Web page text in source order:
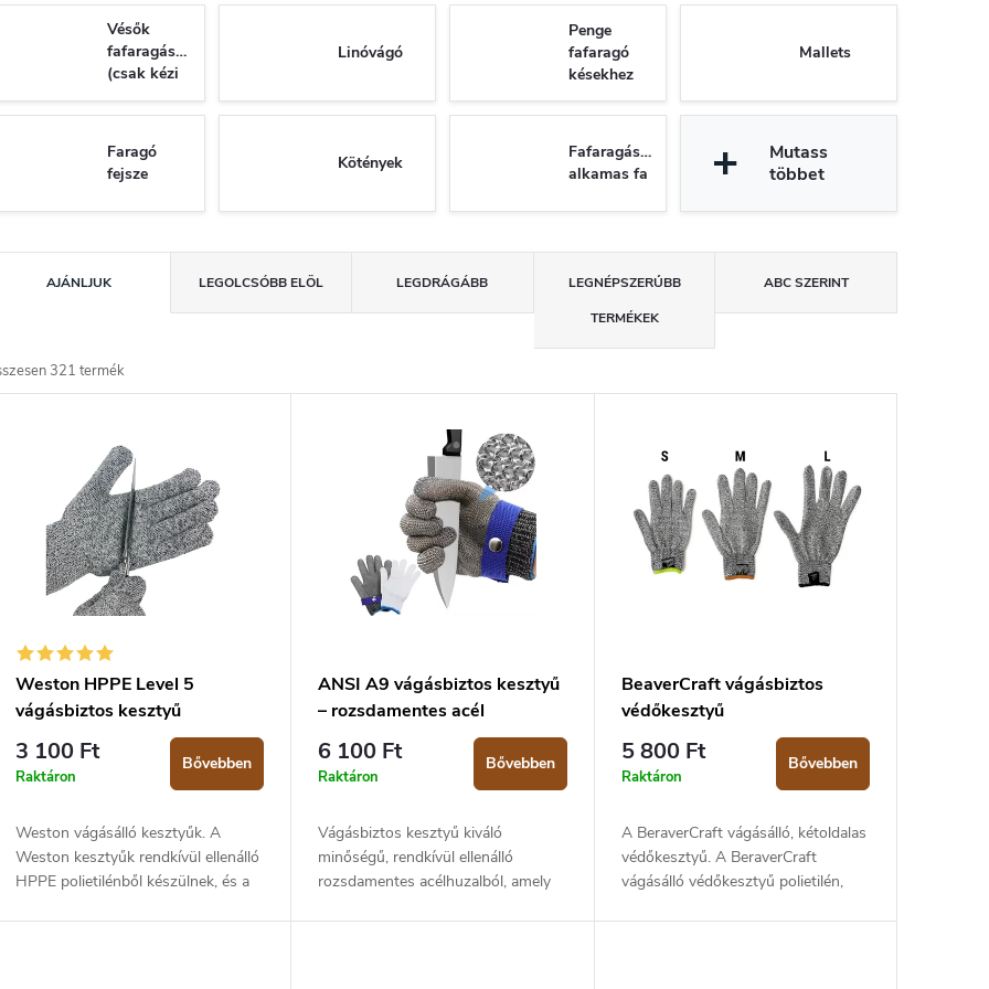
Vésők
fafaragáshoz
(csak kézi
Linóvágó
Penge
fafaragó
késekhez
Mallets
Faragó
fejsze
Kötények
Fafaragásra
alkamas fa
Mutass
többet
AJÁNLJUK LEGOLCSÓBB ELÖL LEGDRÁGÁBB
LEGNÉPSZERŰBB
TERMÉKEK
ABC SZERINT
321 termék
Weston HPPE Level 5
vágásbiztos kesztyű
3 100 Ft
Raktáron
Bővebben
Weston vágásálló kesztyűk. A
Weston kesztyűk rendkívül ellenálló
HPPE polietilénből készülnek, és a
ANSI A9 vágásbiztos kesztyű
– rozsdamentes acél
6 100 Ft
Raktáron
Bővebben
Vágásbiztos kesztyű kiváló
minőségű, rendkívül ellenálló
rozsdamentes acélhuzalból, amely
BeaverCraft vágásbiztos
védőkesztyű
5 800 Ft
Raktáron
Bővebben
A BeraverCraft vágásálló, kétoldalas
védőkesztyű. A BeraverCraft
vágásálló védőkesztyű polietilén,